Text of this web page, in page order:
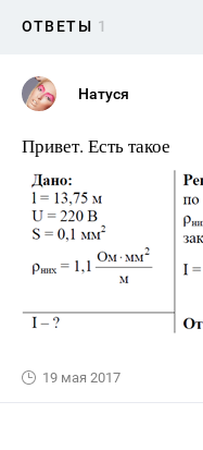
ОТВЕТЫ 1
Натуся
Привет. Есть такое
19 мая 2017